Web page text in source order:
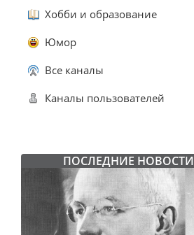
Хобби и образование
Юмор
Все каналы
Каналы пользователей
ПОСЛЕДНИЕ НОВОСТИ